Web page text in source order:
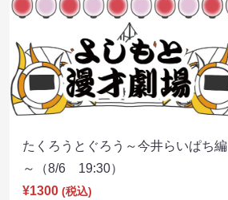
たくろうとぐろう～今井らいぱち編
～（8/6 19:30）
¥1300 (税込)